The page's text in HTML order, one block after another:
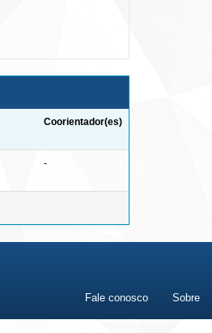
Coorientador(es)
-
Fale conosco Sobre